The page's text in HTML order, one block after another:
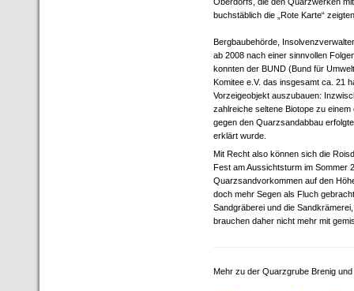
buchstäblich die „Rote Karte“
Bergbaubehörde,
ab 2008 nach einer sinnvollen
konnten der BUND (Bund für
Komitee e.V. das insgesamt ca. 21
Vorzeigeobjekt auszubauen:
zahlreiche seltene Biotope zu
gegen den Quarzsandabbau
erklärt wurde.
Mit Recht also können sich die
Fest am Aussichtsturm im Sommer
Quarzsandvorkommen auf den
doch mehr Segen als Fluch
Sandgräberei und die
brauchen daher nicht mehr mit
Mehr zu der Quarzgrube Brenig